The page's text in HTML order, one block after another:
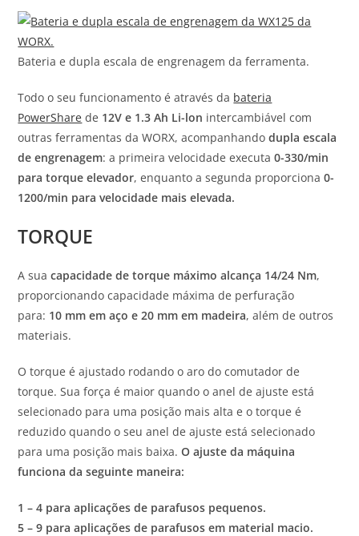
Bateria e dupla escala de engrenagem da ferramenta.
Todo o seu funcionamento é através da bateria
PowerShare de 12V e 1.3 Ah Li-lon intercambiável com
outras ferramentas da WORX, acompanhandodupla escala
de engrenagem: a primeira velocidade executa0-330/min
para torque elevador, enquanto a segunda proporciona0-
1200/min para velocidade mais elevada.
TORQUE
A suacapacidade de torque máximo alcança 14/24 Nm,
proporcionando capacidade máxima de perfuração
para: 10 mm em aço e 20 mm em madeira, além de outros
materiais.
O torque é ajustado rodando o aro do comutador de
torque. Sua força é maior quando o anel de ajuste está
selecionado para uma posição mais alta e o torque é
reduzido quando o seu anel de ajuste está selecionado
para uma posição mais baixa.O ajuste da máquina
funciona da seguinte maneira:
1 – 4 para aplicações de parafusos pequenos.
5 – 9 para aplicações de parafusos em material macio.